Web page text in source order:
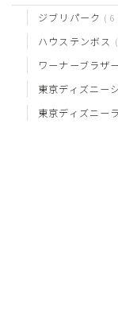
ジブリパーク 6
ハウステンボス
ワーナーブラザ
東京ディズニー
東京ディズニー